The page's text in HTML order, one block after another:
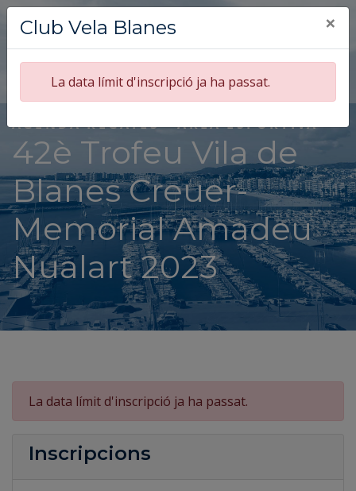
Club Vela Blanes ×
La data límit d'inscripció ja ha passat.
AGENDA REGATES - ÀREA ESPORTIVA
42è Trofeu Vila de
Blanes Creuer-
Memorial Amadeu
Nualart 2023
La data límit d'inscripció ja ha passat.
Inscripcions